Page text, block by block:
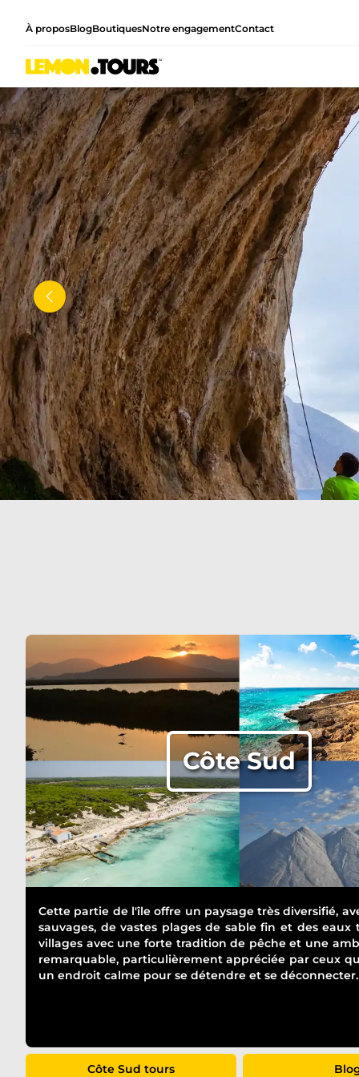
À proposBlogBoutiquesNotre engagementContact
Côte Sud
Cette partie de l'île offre un paysage très diversifié,
sauvages, de vastes plages de sable fin et des eaux
villages avec une forte tradition de pêche et une
remarquable, particulièrement appréciée par ceux
un endroit calme pour se détendre et se déconnecter.
Côte Sud tours